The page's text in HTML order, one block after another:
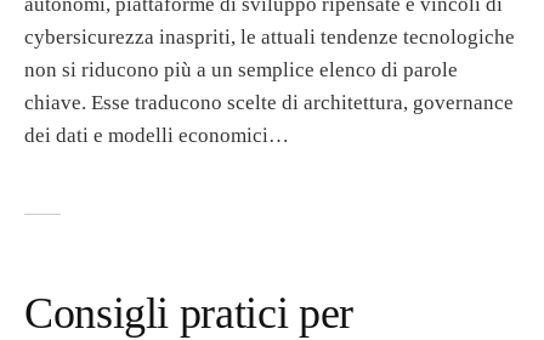
cybersicurezza inaspriti, le attuali tendenze tecnologiche
non si riducono più a un semplice elenco di parole
chiave. Esse traducono scelte di architettura, governance
dei dati e modelli economici…
Consigli pratici per